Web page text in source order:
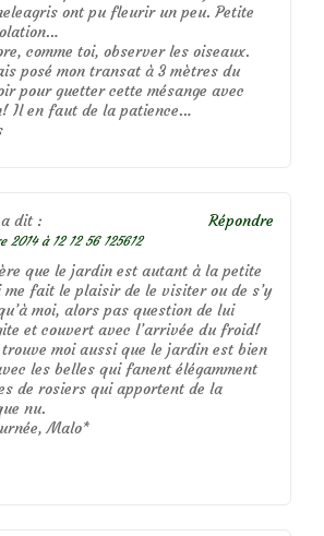
ont pu fleurir un peu. Petite
comme toi, observer les oiseaux.
posé mon transat à 3 mètres du
pour guetter cette mésange avec
Il en faut de la patience…
a dit :
2014 à 12 12 56 125612
que le jardin est autant à la petite
me fait le plaisir de le visiter ou de s’y
moi, alors pas question de lui
et couvert avec l’arrivée du froid!
moi aussi que le jardin est bien
les belles qui fanent élégamment
de rosiers qui apportent de la
nu.
Malo*
Répondre